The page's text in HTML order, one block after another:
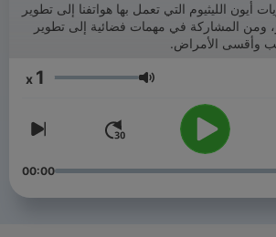
أيون الليثيوم التي تعمل بها هواتفنا إلى تطوير
ومن المشاركة في مهمات فضائية إلى تطوير
وأقسى الأمراض.
עוצמת שמע 1
00:00